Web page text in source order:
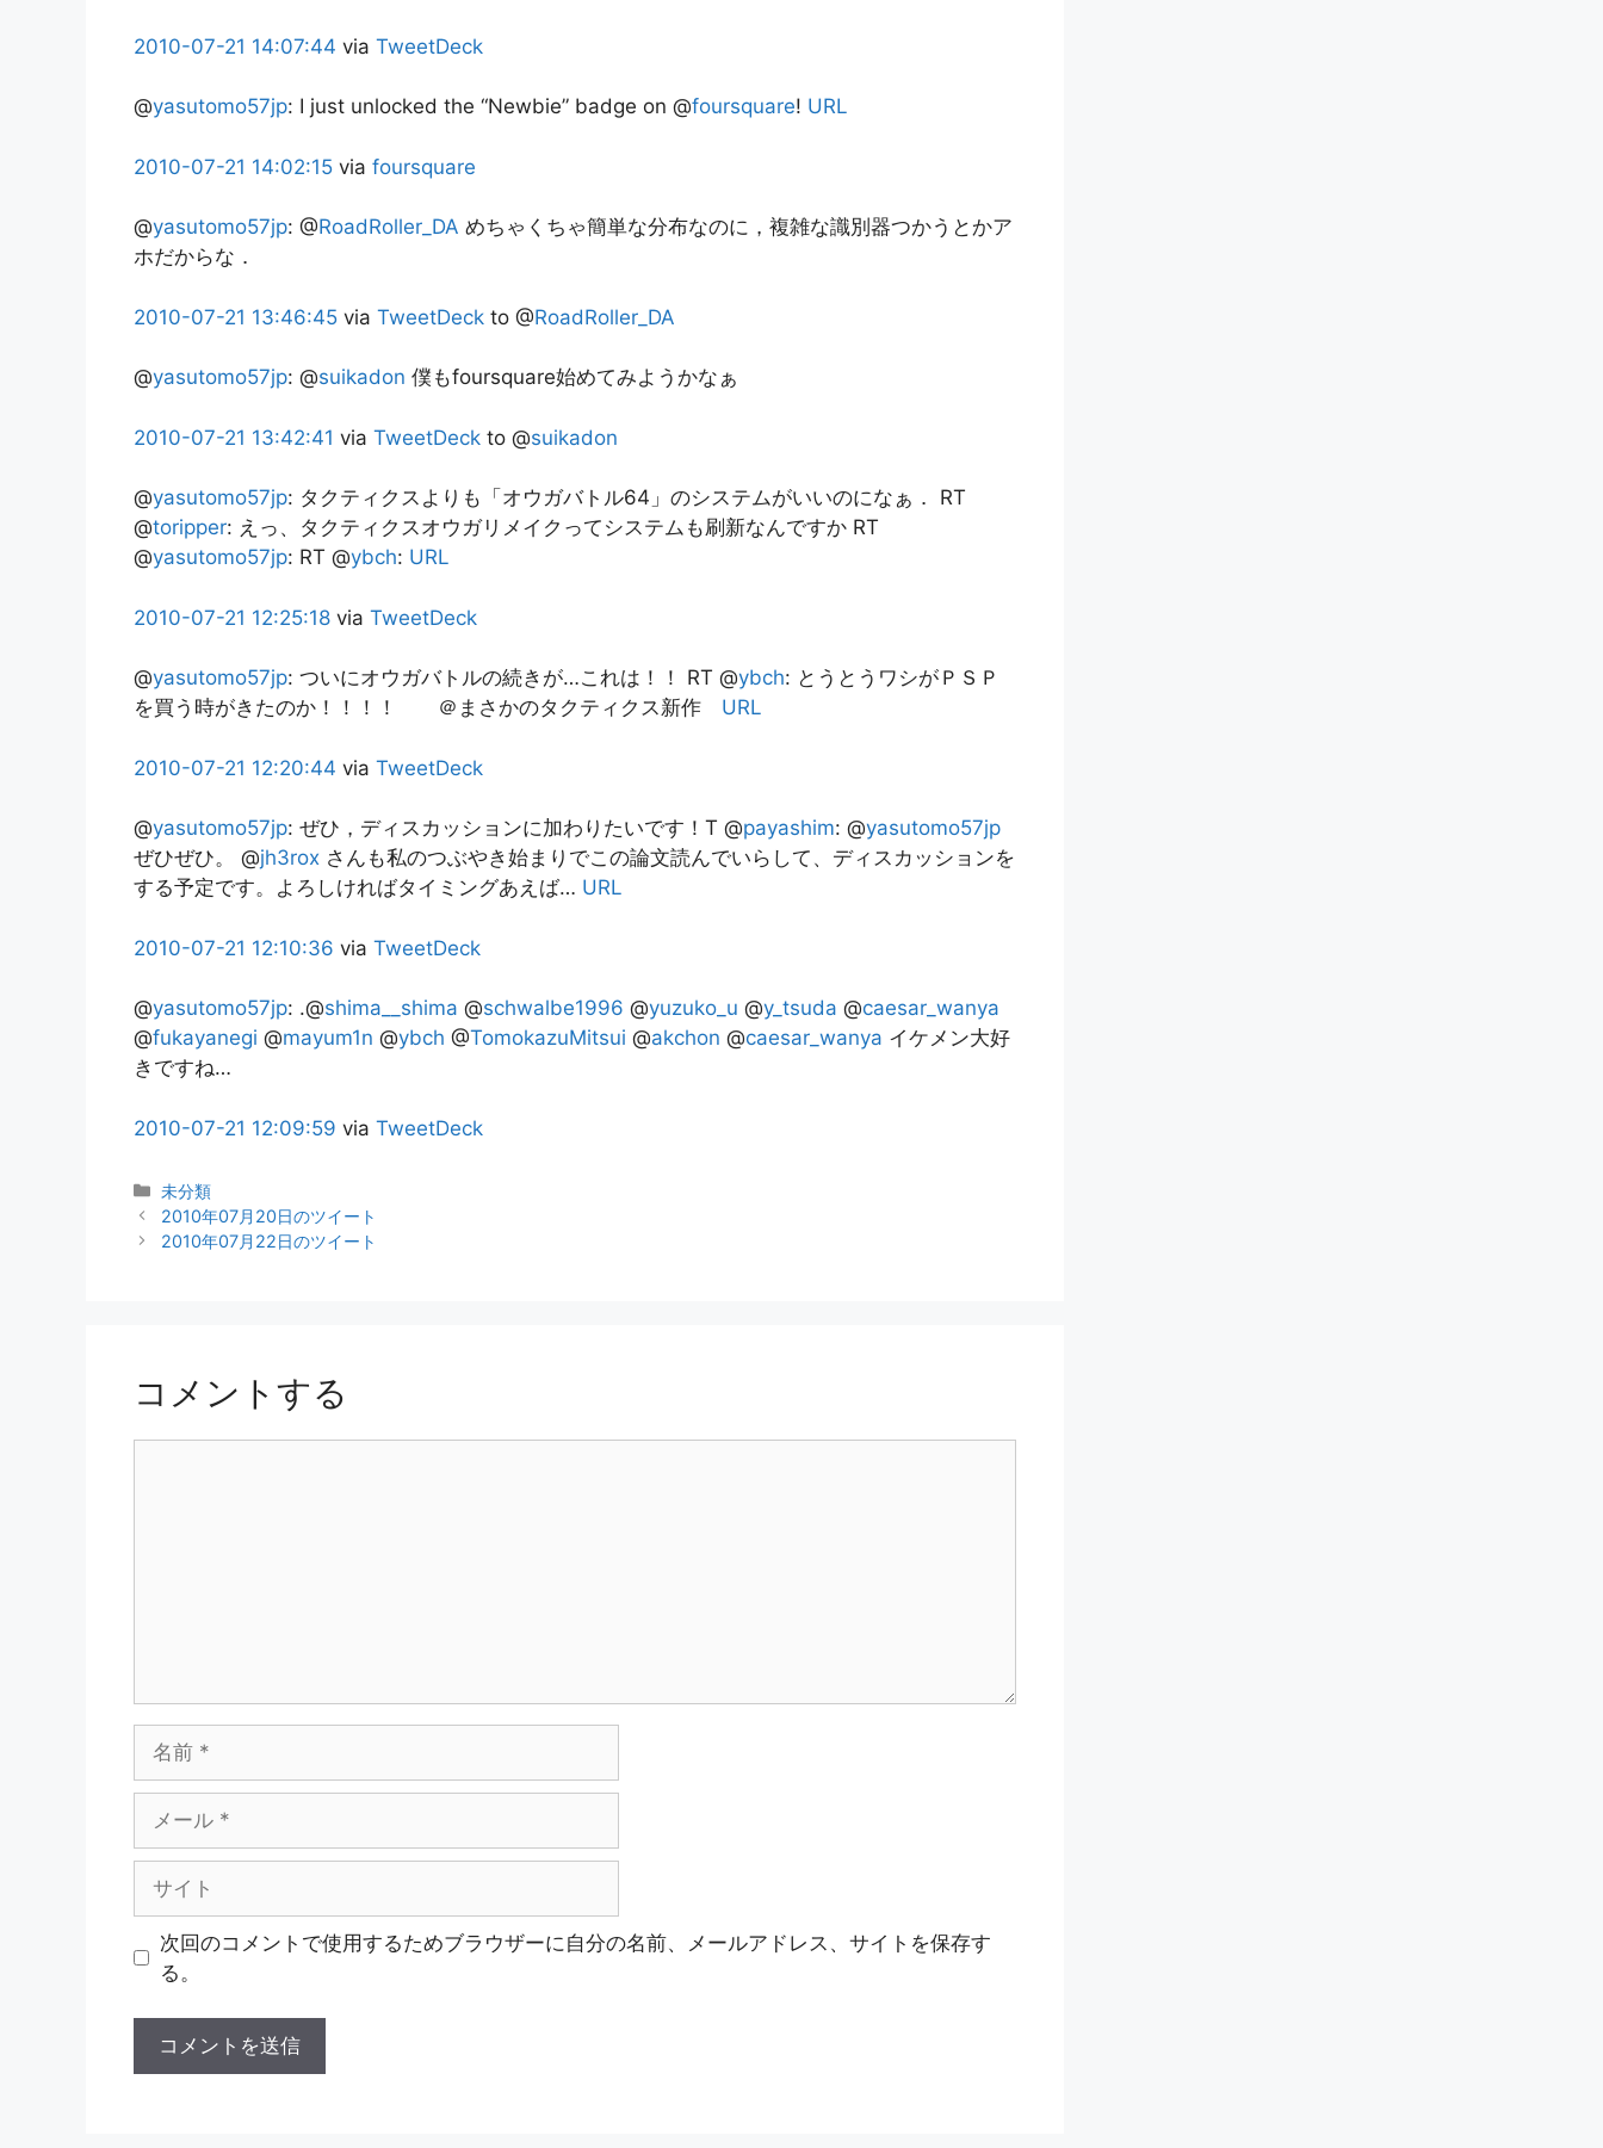
2010-07-21 14:07:44 via TweetDeck
@yasutomo57jp: I just unlocked the “Newbie” badge on @foursquare! URL
2010-07-21 14:02:15 via foursquare
@yasutomo57jp: @RoadRoller_DA めちゃくちゃ簡単な分布なのに，複雑な識別器つかうとかア
ホだからな．
2010-07-21 13:46:45 via TweetDeck to @RoadRoller_DA
@yasutomo57jp: @suikadon 僕もfoursquare始めてみようかなぁ
2010-07-21 13:42:41 via TweetDeck to @suikadon
@yasutomo57jp: タクティクスよりも「オウガバトル64」のシステムがいいのになぁ． RT
@toripper: えっ、タクティクスオウガリメイクってシステムも刷新なんですか RT
@yasutomo57jp: RT @ybch: URL
2010-07-21 12:25:18 via TweetDeck
@yasutomo57jp: ついにオウガバトルの続きが…これは！！ RT @ybch: とうとうワシがＰＳＰ
を買う時がきたのか！！！！ ＠まさかのタクティクス新作 URL
2010-07-21 12:20:44 via TweetDeck
@yasutomo57jp: ぜひ，ディスカッションに加わりたいです！T @payashim: @yasutomo57jp
ぜひぜひ。 @jh3rox さんも私のつぶやき始まりでこの論文読んでいらして、ディスカッションを
する予定です。よろしければタイミングあえば… URL
2010-07-21 12:10:36 via TweetDeck
@yasutomo57jp: .@shima__shima @schwalbe1996 @yuzuko_u @y_tsuda @caesar_wanya
@fukayanegi @mayum1n @ybch @TomokazuMitsui @akchon @caesar_wanya イケメン大好
きですね…
2010-07-21 12:09:59 via TweetDeck
カ
テ
ゴ
未分類
2010年07月20日のツイート
2010年07月22日のツイート
コメントする
ル
次回のコメントで使用するためブラウザーに自分の名前、メールアドレス、サイトを保存す
る。